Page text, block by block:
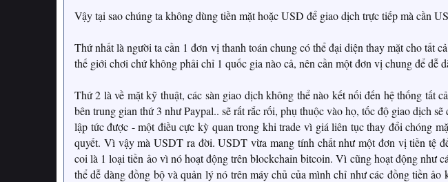
Vậy tại sao chúng ta không dùng tiền mặt hoặc USD để giao dịch trực tiếp mà cần
Thứ nhất là người ta cần 1 đơn vị thanh toán chung có thể đại diện thay mặt cho tất
thế giới chơi chứ không phải chỉ 1 quốc gia nào cả, nên cần một đơn vị chung để dễ
Thứ 2 là về mặt kỹ thuật, các sàn giao dịch không thể nào kết nối đến hệ thống tất
bên trung gian thứ 3 như Paypal.. sẽ rất rắc rối, phụ thuộc vào họ, tốc độ giao dịch
lập tức được - một điều cực kỳ quan trong khi trade vì giá liên tục thay đổi chóng
quyết. Vì vậy mà USDT ra đời. USDT vừa mang tính chất như một đơn vị tiền tệ
coi là 1 loại tiền ảo vì nó hoạt động trên blockchain bitcoin. Vì cũng hoạt động như
thể dễ dàng đồng bộ và quản lý nó trên máy chủ của mình chỉ như các đồng tiền